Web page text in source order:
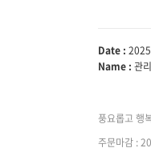
Date :
Name : 관
풍요롭고 행
주문마감 :